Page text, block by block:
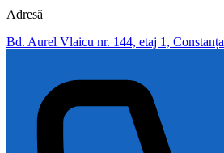
Adresă
Bd. Aurel Vlaicu nr. 144, etaj 1, Constanța